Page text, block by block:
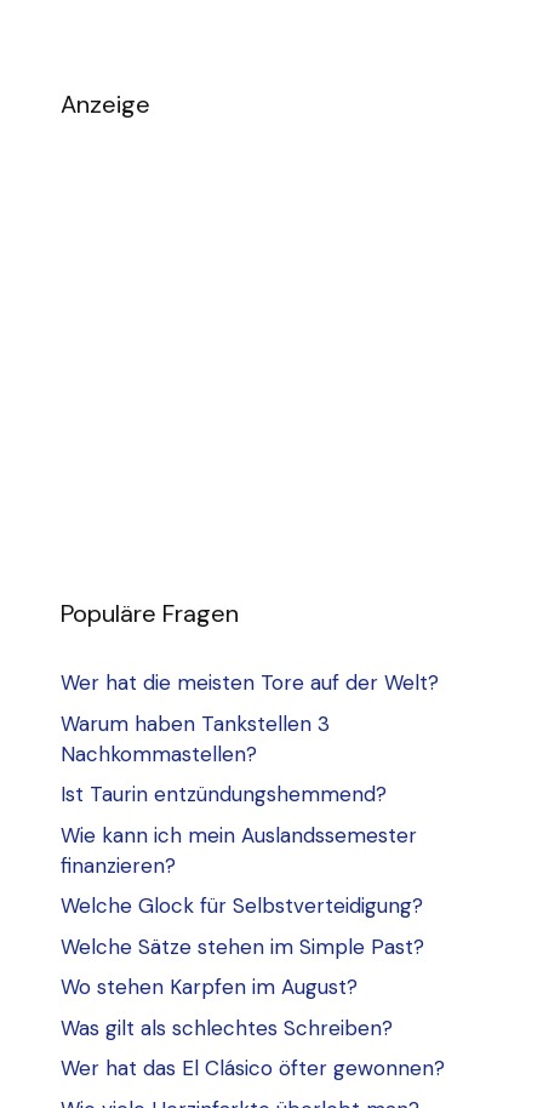
Anzeige
Populäre Fragen
Wer hat die meisten Tore auf der Welt?
Warum haben Tankstellen 3
Nachkommastellen?
Ist Taurin entzündungshemmend?
Wie kann ich mein Auslandssemester
finanzieren?
Welche Glock für Selbstverteidigung?
Welche Sätze stehen im Simple Past?
Wo stehen Karpfen im August?
Was gilt als schlechtes Schreiben?
Wer hat das El Clásico öfter gewonnen?